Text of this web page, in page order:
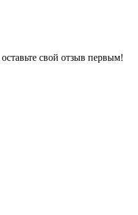
свой отзыв первым!